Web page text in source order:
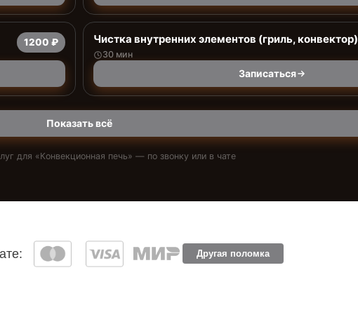
1200 ₽ Чистка внутренних элементов (гриль, конвектор)
30 мин
Записаться
Показать всё
для «Конвекционная печь» — по звонку или в чате
Другая поломка